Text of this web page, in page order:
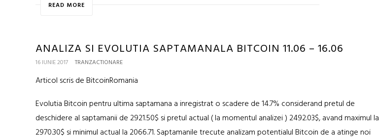
READ MORE
ANALIZA SI EVOLUTIA SAPTAMANALA BITCOIN 11.06 – 16.06
16 IUNIE 2017 TRANZACTIONARE
Articol scris de BitcoinRomania
Evolutia Bitcoin pentru ultima saptamana a inregistrat o scadere de 14.7% considerand pretul de
deschidere al saptamanii de 2921.50$ si pretul actual ( la momentul analizei ) 2492.03$, avand maximul la
2970.30$ si minimul actual la 2066.71. Saptamanile trecute analizam potentialul Bitcoin de a atinge noi